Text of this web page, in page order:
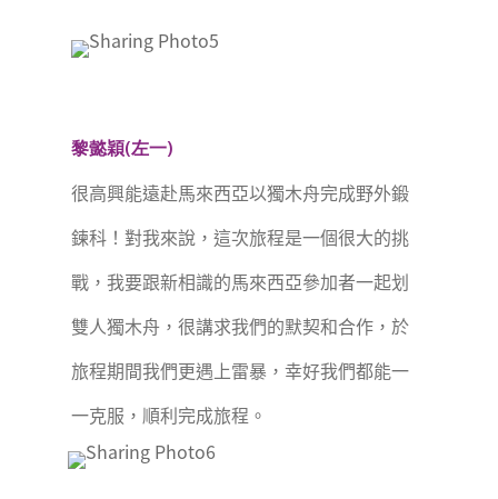
黎懿穎(左一)
很高興能遠赴馬來西亞以獨木舟完成野外鍛
鍊科！對我來說，這次旅程是一個很大的挑
戰，我要跟新相識的馬來西亞參加者一起划
雙人獨木舟，很講求我們的默契和合作，於
旅程期間我們更遇上雷暴，幸好我們都能一
一克服，順利完成旅程。